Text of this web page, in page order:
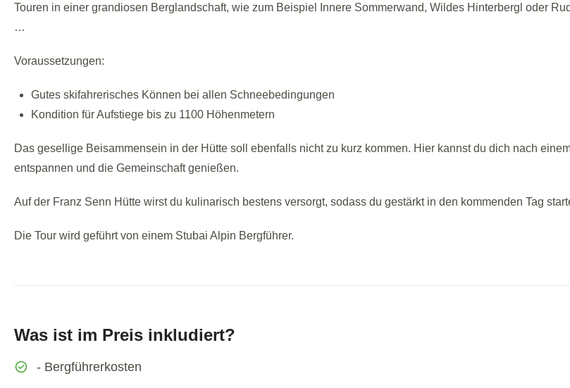
Touren in einer grandiosen Berglandschaft, wie zum Beispiel Innere Sommerwand, Wildes Hinterbergl oder
…
Voraussetzungen:
Gutes skifahrerisches Können bei allen Schneebedingungen
Kondition für Aufstiege bis zu 1100 Höhenmetern
Das gesellige Beisammensein in der Hütte soll ebenfalls nicht zu kurz kommen. Hier kannst du dich nach
entspannen und die Gemeinschaft genießen.
Auf der Franz Senn Hütte wirst du kulinarisch bestens versorgt, sodass du gestärkt in den kommenden Tag
Die Tour wird geführt von einem Stubai Alpin Bergführer.
Was ist im Preis inkludiert?
- Bergführerkosten